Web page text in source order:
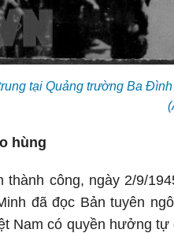
tại Quảng trường Ba
hùng
thành công, ngày 2/9/
đã đọc Bản tuyên
Nam có quyền hưởng